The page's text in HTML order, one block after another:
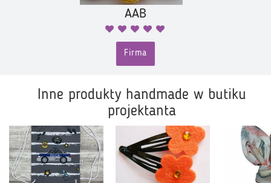
AAB
Firma
Inne produkty handmade w butiku
projektanta